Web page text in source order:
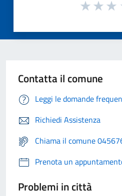
Contatta il comune
Leggi le domande
Richiedi Assistenza
Chiama il comune
Prenota un
Problemi in città